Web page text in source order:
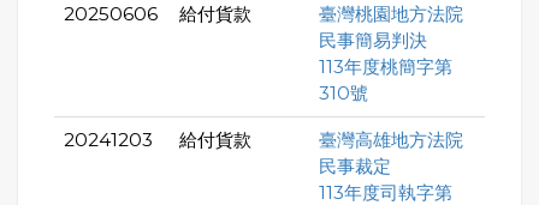
20250606 給付貨款
臺灣桃園地方法院
民事簡易判決
113年度桃簡字第
310號
20241203 給付貨款
臺灣高雄地方法院
民事裁定
113年度司執字第